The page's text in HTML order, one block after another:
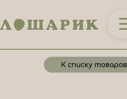
К списку товаров